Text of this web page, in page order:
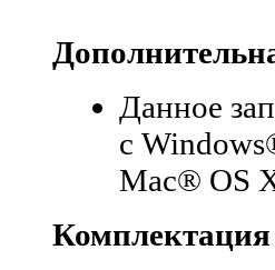
Данное
с
Mac® OS
Комплектация